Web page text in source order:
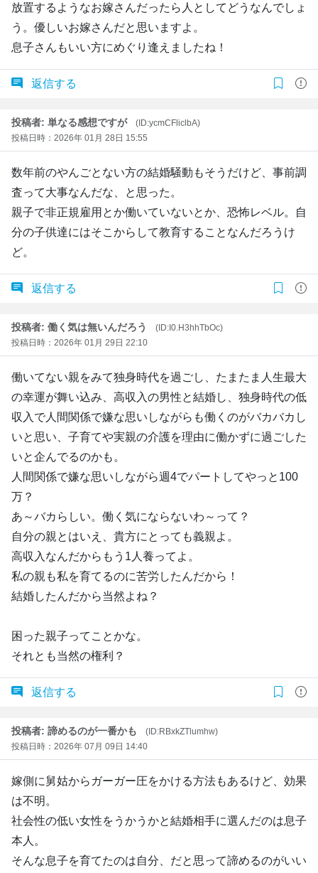
放置するようなお嫁さんだったら人としてどうなんでしょ
う。優しいお嫁さんだと思いますよ。
息子さんもいい方にめぐり逢えましたね！
返信する
投稿者: 単なる感想ですが
(ID:ycmCFliclbA)
投稿日時：2026年 01月 28日 15:55
数年前のやんごとない方の結婚騒動もそうだけど、事前調
査って大事なんだな、と思った。
親子で非正規雇用とか働いていないとか、恐怖レベル。自
分の子供達にはそこからして教育することなんだろうけ
ど。
返信する
投稿者: 働く気は無いんだろう
(ID:I0.H3hhTbOc)
投稿日時：2026年 01月 29日 22:10
働いてない親をみて独身時代を過ごし、たまたま人生最大
の幸運が舞い込み、高収入の男性と結婚し、独身時代の低
収入で人間関係で嫌な思いしながらも働くのがバカバカし
いと思い、子育てや実親の介護を理由に働かずに過ごした
いと企んでるのかも。
人間関係で嫌な思いしながら週4でパートしてやっと100
万？
あ～バカらしい。働く気にならないわ～って？
自分の親とはいえ、貴方にとっても義親よ。
高収入なんだからもう1人養ってよ。
私の親も私を育てるのに苦労したんだから！
結婚したんだから当然よね？
困った親子ってことかな。
それとも当然の権利？
返信する
投稿者: 諦めるのが一番かも
(ID:RBxkZTlumhw)
投稿日時：2026年 07月 09日 14:40
嫁側に舅姑からガーガー圧をかける方法もあるけど、効果
は不明。
社会性の低い女性をうかうかと結婚相手に選んだのは息子
本人。
そんな息子を育てたのは自分、だと思って諦めるのがいい